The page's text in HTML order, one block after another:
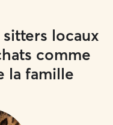
locaux
comme
la famille